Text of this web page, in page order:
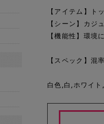
【アイテム】ト
【シーン】カジ
【機能性】環境
【スペック】混
白色,白,ホワイ